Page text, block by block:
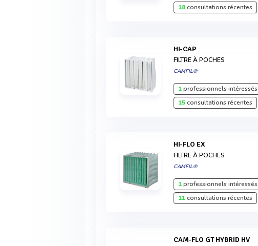
18consultations récentes
HI-CAP
FILTRE À POCHES
CAMFIL®
1professionnels intéressés
15consultations récentes
HI-FLO EX
FILTRE À POCHES
CAMFIL®
1professionnels intéressés
11consultations récentes
CAM-FLO GT HYBRID HV